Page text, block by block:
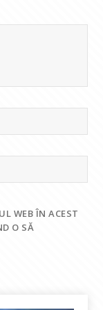
WEB ÎN ACEST
O SĂ